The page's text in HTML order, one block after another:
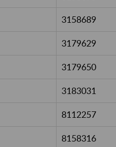
3158689
3179629
3179650
3183031
8112257
8158316